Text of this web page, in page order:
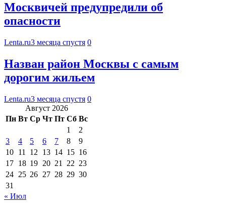
Москвичей предупредили об
опасности
Lenta.ru3 месяца спустя 0
Назван район Москвы с самым
дорогим жильем
Lenta.ru3 месяца спустя 0
Август 2026
Пн Вт Ср Чт Пт Сб Вс
1
2
3
4 5 6 7 8
9
10 11 12 13 14 15 16
17 18 19 20 21 22 23
24 25 26 27 28 29 30
31
« Июл